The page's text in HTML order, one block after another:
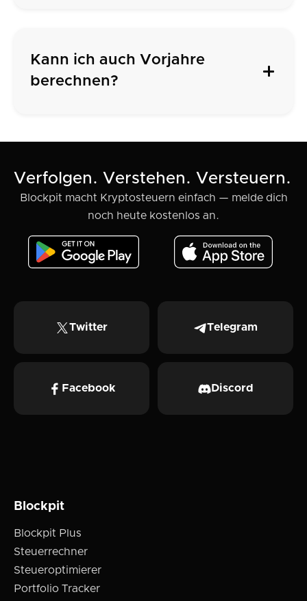
Kann ich auch Vorjahre
berechnen?
Verfolgen. Verstehen. Versteuern.
Blockpit macht Kryptosteuern einfach — melde dich
noch heute kostenlos an.
Twitter Telegram
Facebook Discord
Blockpit
Blockpit Plus
Steuerrechner
Steueroptimierer
Portfolio Tracker